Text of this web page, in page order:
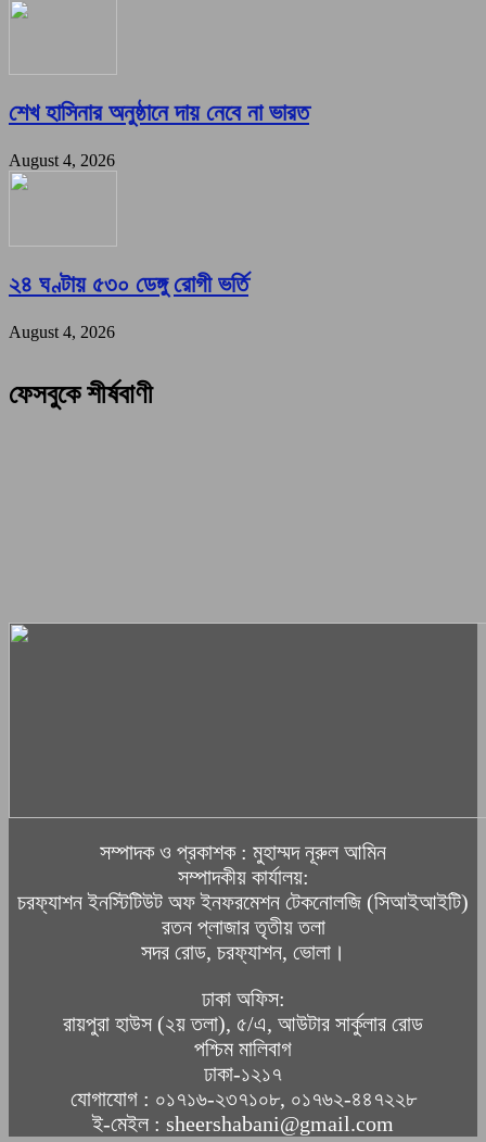
শেখ হাসিনার অনুষ্ঠানে দায় নেবে না ভারত
August 4, 2026
২৪ ঘণ্টায় ৫৩০ ডেঙ্গু রোগী ভর্তি
August 4, 2026
ফেসবুকে শীর্ষবাণী
সম্পাদক ও প্রকাশক : মুহাম্মদ নূরুল আমিন
সম্পাদকীয় কার্যালয়:
চরফ্যাশন ইনস্টিটিউট অফ ইনফরমেশন টেকনোলজি (সিআইআইটি)
রতন প্লাজার তৃতীয় তলা
সদর রোড, চরফ্যাশন, ভোলা।
ঢাকা অফিস:
রায়পুরা হাউস (২য় তলা), ৫/এ, আউটার সার্কুলার রোড
পশ্চিম মালিবাগ
ঢাকা-১২১৭
যোগাযোগ : ০১৭১৬-২৩৭১০৮, ০১৭৬২-৪৪৭২২৮
ই-মেইল : sheershabani@gmail.com